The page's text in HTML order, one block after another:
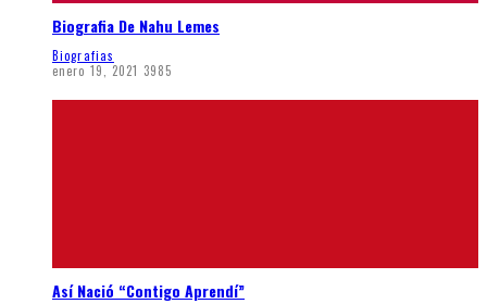
Biografia De Nahu Lemes
Biografias
enero 19, 2021 3985
Así Nació “Contigo Aprendí”